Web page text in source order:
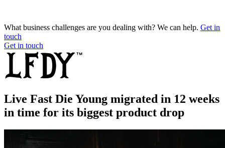
What business challenges are you dealing with? We can help. Get in
touch
Get in touch
Live Fast Die Young migrated in 12 weeks
in time for its biggest product drop